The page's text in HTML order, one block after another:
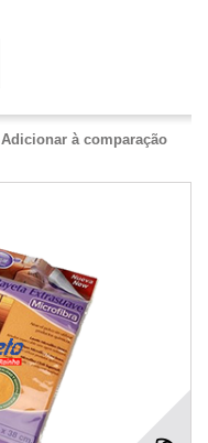
Adicionar à comparação